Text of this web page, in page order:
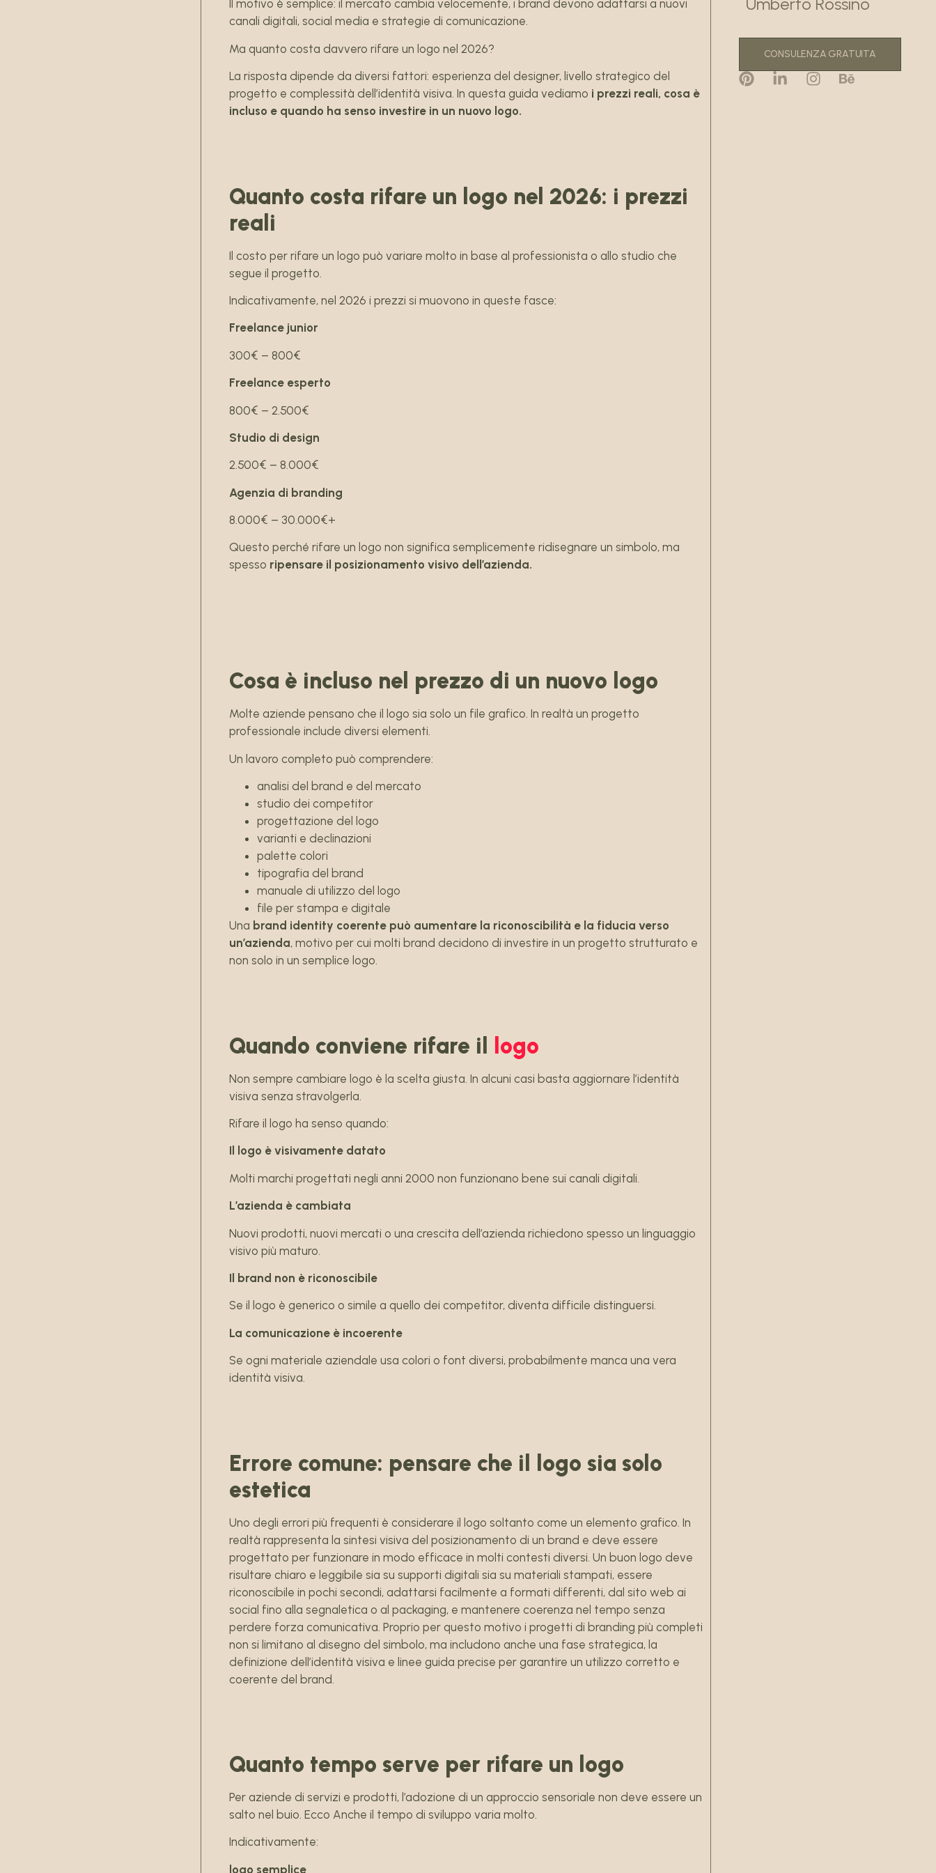
Il motivo è semplice: il mercato cambia velocemente, i brand devono adattarsi a nuovi
canali digitali, social media e strategie di comunicazione.
Ma quanto costa davvero rifare un logo nel 2026?
La risposta dipende da diversi fattori: esperienza del designer, livello strategico del
progetto e complessità dell’identità visiva. In questa guida vediamo i prezzi reali, cosa è
incluso e quando ha senso investire in un nuovo logo.
Quanto costa rifare un logo nel 2026: i prezzi
reali
Il costo per rifare un logo può variare molto in base al professionista o allo studio che
segue il progetto.
Indicativamente, nel 2026 i prezzi si muovono in queste fasce:
Freelance junior
300€ – 800€
Freelance esperto
800€ – 2.500€
Studio di design
2.500€ – 8.000€
Agenzia di branding
8.000€ – 30.000€+
Questo perché rifare un logo non significa semplicemente ridisegnare un simbolo, ma
spesso ripensare il posizionamento visivo dell’azienda.
Cosa è incluso nel prezzo di un nuovo logo
Molte aziende pensano che il logo sia solo un file grafico. In realtà un progetto
professionale include diversi elementi.
Un lavoro completo può comprendere:
analisi del brand e del mercato
studio dei competitor
progettazione del logo
varianti e declinazioni
palette colori
tipografia del brand
manuale di utilizzo del logo
file per stampa e digitale
Una brand identity coerente può aumentare la riconoscibilità e la fiducia verso
un’azienda, motivo per cui molti brand decidono di investire in un progetto strutturato e
non solo in un semplice logo.
Quando conviene rifare il logo
Non sempre cambiare logo è la scelta giusta. In alcuni casi basta aggiornare l’identità
visiva senza stravolgerla.
Rifare il logo ha senso quando:
Il logo è visivamente datato
Molti marchi progettati negli anni 2000 non funzionano bene sui canali digitali.
L’azienda è cambiata
Nuovi prodotti, nuovi mercati o una crescita dell’azienda richiedono spesso un linguaggio
visivo più maturo.
Il brand non è riconoscibile
Se il logo è generico o simile a quello dei competitor, diventa difficile distinguersi.
La comunicazione è incoerente
Se ogni materiale aziendale usa colori o font diversi, probabilmente manca una vera
identità visiva.
Errore comune: pensare che il logo sia solo
estetica
Uno degli errori più frequenti è considerare il logo soltanto come un elemento grafico. In
realtà rappresenta la sintesi visiva del posizionamento di un brand e deve essere
progettato per funzionare in modo efficace in molti contesti diversi. Un buon logo deve
risultare chiaro e leggibile sia su supporti digitali sia su materiali stampati, essere
riconoscibile in pochi secondi, adattarsi facilmente a formati differenti, dal sito web ai
social fino alla segnaletica o al packaging, e mantenere coerenza nel tempo senza
perdere forza comunicativa. Proprio per questo motivo i progetti di branding più completi
non si limitano al disegno del simbolo, ma includono anche una fase strategica, la
definizione dell’identità visiva e linee guida precise per garantire un utilizzo corretto e
coerente del brand.
Quanto tempo serve per rifare un logo
Per aziende di servizi e prodotti, l’adozione di un approccio sensoriale non deve essere un
salto nel buio. Ecco Anche il tempo di sviluppo varia molto.
Indicativamente:
logo semplice
CONSULENZA GRATUITA